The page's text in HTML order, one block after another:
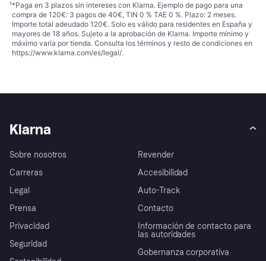
¹*Paga en 3 plazos sin intereses con Klarna. Ejemplo de pago para una
compra de 120€: 3 pagos de 40€, TIN 0 % TAE 0 %. Plazo: 2 meses.
Importe total adeudado 120€. Solo es válido para residentes en España y
mayores de 18 años. Sujeto a la aprobación de Klarna. Importe mínimo y
máximo varía por tienda. Consulta los términos y resto de condiciones en
https://www.klarna.com/es/legal/.
Klarna
Sobre nosotros
Carreras
Legal
Prensa
Privacidad
Seguridad
Revender
Accesibilidad
Auto-Track
Contacto
Información de contacto para
las autoridades
Gobernanza corporativa